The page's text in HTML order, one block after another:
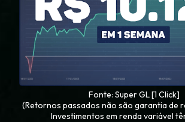
Fonte: Super GL [1 Click]
(Retornos passados não são garantia de
Investimentos em renda variável